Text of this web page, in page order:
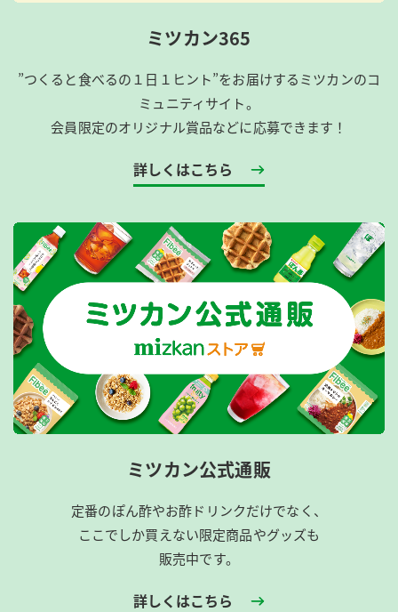
ミツカン365
”つくると食べるの１日１ヒント”をお届けするミツカンのコ
ミュニティサイト。
会員限定のオリジナル賞品などに応募できます！
詳しくはこちら
ミツカン公式通販
定番のぽん酢やお酢ドリンクだけでなく、
ここでしか買えない限定商品やグッズも
販売中です。
詳しくはこちら